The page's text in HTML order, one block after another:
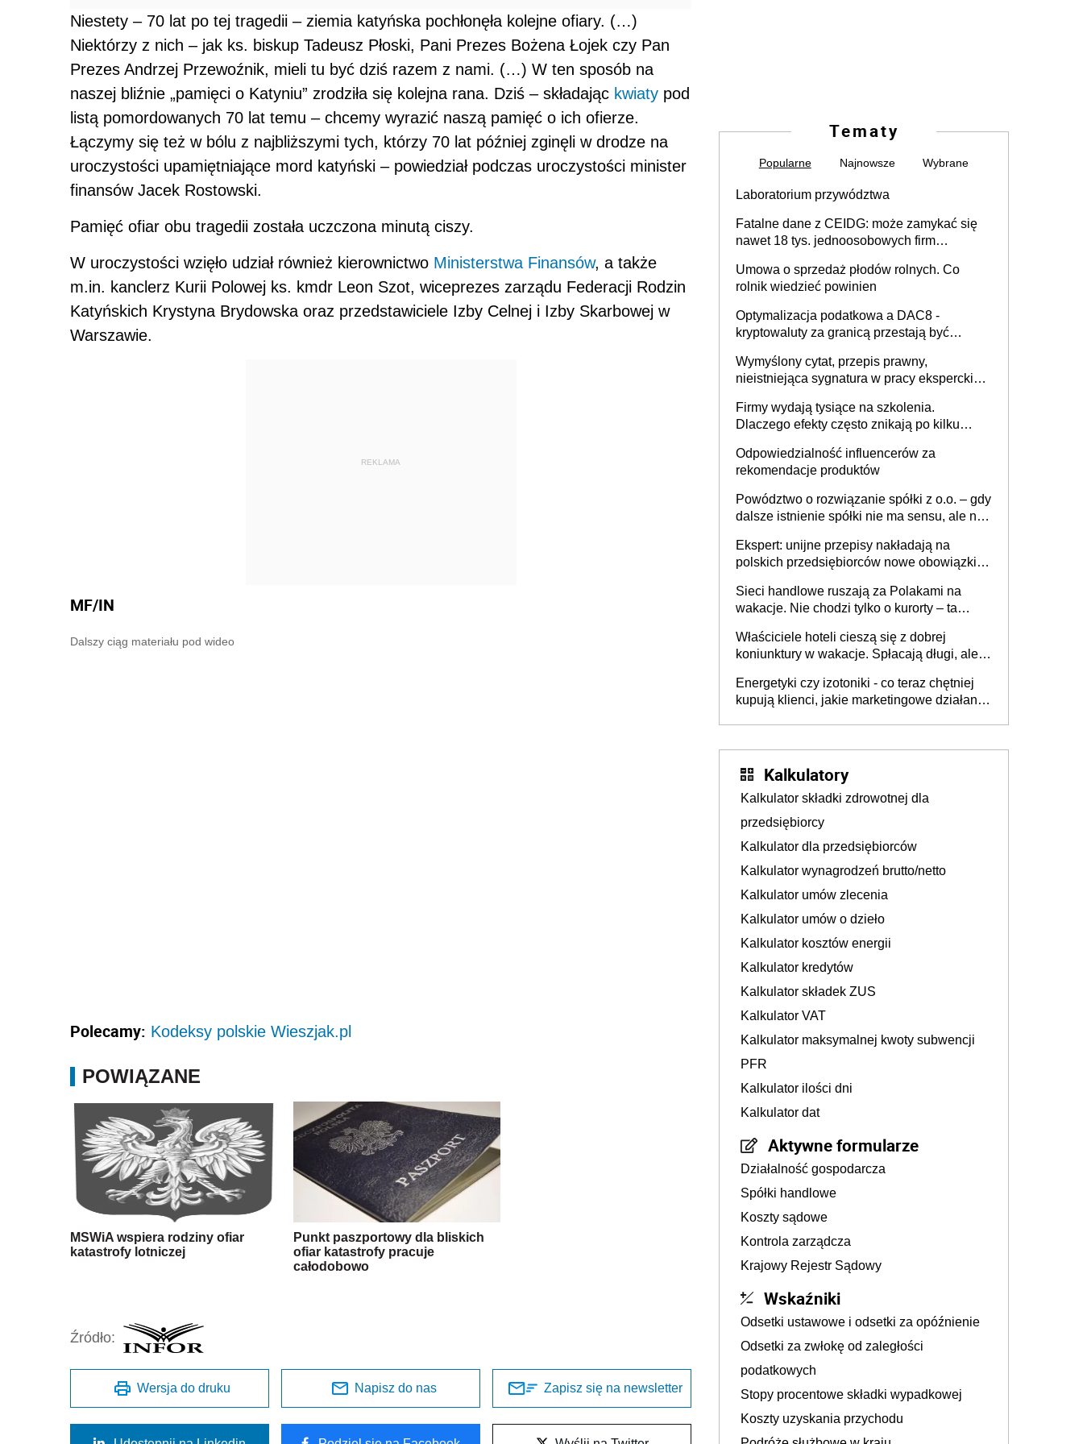
Niestety – 70 lat po tej tragedii – ziemia katyńska pochłonęła kolejne ofiary. (…)
Niektórzy z nich – jak ks. biskup Tadeusz Płoski, Pani Prezes Bożena Łojek czy Pan
Prezes Andrzej Przewoźnik, mieli tu być dziś razem z nami. (…) W ten sposób na
naszej bliźnie „pamięci o Katyniu” zrodziła się kolejna rana. Dziś – składając kwiaty pod
listą pomordowanych 70 lat temu – chcemy wyrazić naszą pamięć o ich ofierze.
Łączymy się też w bólu z najbliższymi tych, którzy 70 lat później zginęli w drodze na
uroczystości upamiętniające mord katyński – powiedział podczas uroczystości minister
finansów Jacek Rostowski.
Pamięć ofiar obu tragedii została uczczona minutą ciszy.
W uroczystości wzięło udział również kierownictwo Ministerstwa Finansów, a także
m.in. kanclerz Kurii Polowej ks. kmdr Leon Szot, wiceprezes zarządu Federacji Rodzin
Katyńskich Krystyna Brydowska oraz przedstawiciele Izby Celnej i Izby Skarbowej w
Warszawie.
REKLAMA
MF/IN
Dalszy ciąg materiału pod wideo
Polecamy: Kodeksy polskie Wieszjak.pl
POWIĄZANE
MSWiA wspiera rodziny ofiar
katastrofy lotniczej
Punkt paszportowy dla bliskich
ofiar katastrofy pracuje
całodobowo
Źródło:
Wersja do druku Napisz do nas Zapisz się na newsletter
Tematy
Popularne Najnowsze Wybrane
Laboratorium przywództwa
Fatalne dane z CEIDG: może zamykać się
nawet 18 tys. jednoosobowych firm
Umowa o sprzedaż płodów rolnych. Co
rolnik wiedzieć powinien
Optymalizacja podatkowa a DAC8 -
kryptowaluty za granicą przestają być
Wymyślony cytat, przepis prawny,
nieistniejąca sygnatura w pracy eksperckiej -
firmie
Firmy wydają tysiące na szkolenia.
Dlaczego efekty często znikają po kilku
Odpowiedzialność influencerów za
rekomendacje produktów
Powództwo o rozwiązanie spółki z o.o. – gdy
dalsze istnienie spółki nie ma sensu, ale nie
Ekspert: unijne przepisy nakładają na
polskich przedsiębiorców nowe obowiązki w
Sieci handlowe ruszają za Polakami na
wakacje. Nie chodzi tylko o kurorty – ta
tam, gdzie wielu spędzi urlop po cichu
Właściciele hoteli cieszą się z dobrej
koniunktury w wakacje. Spłacają długi, ale
Energetyki czy izotoniki - co teraz chętniej
kupują klienci, jakie marketingowe działania
Kalkulatory
Kalkulator składki zdrowotnej dla
przedsiębiorcy
Kalkulator dla przedsiębiorców
Kalkulator wynagrodzeń brutto/netto
Kalkulator umów zlecenia
Kalkulator umów o dzieło
Kalkulator kosztów energii
Kalkulator kredytów
Kalkulator składek ZUS
Kalkulator VAT
Kalkulator maksymalnej kwoty subwencji
PFR
Kalkulator ilości dni
Kalkulator dat
Aktywne formularze
Działalność gospodarcza
Spółki handlowe
Koszty sądowe
Kontrola zarządcza
Krajowy Rejestr Sądowy
Wskaźniki
Odsetki ustawowe i odsetki za opóźnienie
Odsetki za zwłokę od zaległości
podatkowych
Stopy procentowe składki wypadkowej
Koszty uzyskania przychodu